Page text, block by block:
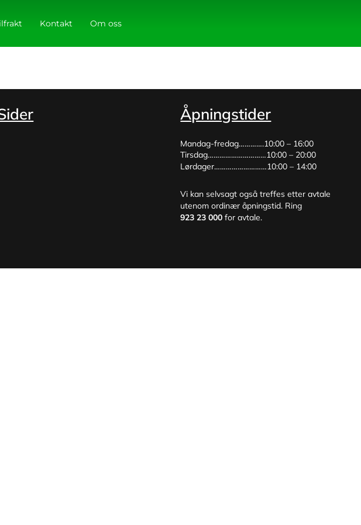
Kontakt Om oss
Åpningstider
Mandag-fredag………….10:00 – 16:00
Tirsdag…………………………10:00 – 20:00
Lørdager………………………10:00 – 14:00
Vi kan selvsagt også treffes etter avtale
utenom ordinær åpningstid. Ring
923 23 000 for avtale.